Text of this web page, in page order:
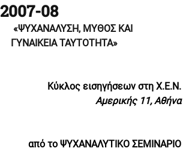
2007-08
«ΨΥΧΑΝΑΛΥΣΗ, ΜΥΘΟΣ ΚΑΙ
ΓΥΝΑΙΚΕΙΑ ΤΑΥΤΟΤΗΤΑ»
Κύκλος εισηγήσεων στη Χ.Ε.Ν.
Αμερικής 11, Αθήνα
από το ΨΥΧΑΝΑΛΥΤΙΚΟ ΣΕΜΙΝΑΡΙΟ